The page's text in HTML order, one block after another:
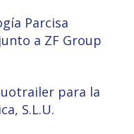
Parcisa
a ZF Group
para la
S.L.U.